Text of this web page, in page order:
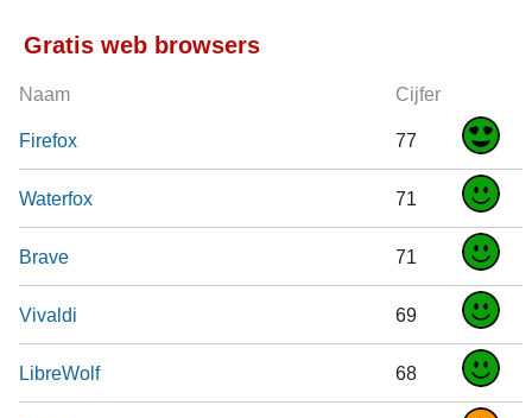
Gratis web browsers
Naam Cijfer
Firefox 77
Waterfox 71
Brave 71
Vivaldi 69
LibreWolf 68